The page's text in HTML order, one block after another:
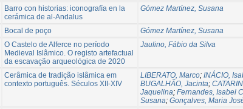
Barro con historias: iconografía en la
cerámica de al-Andalus
Gómez Martínez, Susana
Bocal de poço
Gómez Martínez, Susana
O Castelo de Alferce no período
Medieval Islâmico. O registo artefactual
da escavação arqueológica de 2020
Jaulino, Fábio da Silva
Cerâmica de tradição islâmica em
contexto português. Séculos XII-XIV
LIBERATO, Marco; INÁCIO,
BUGALHÃO, Jacinta;
Jaquelina; Fernandes, Isabel
Susana; Gonçalves, Maria